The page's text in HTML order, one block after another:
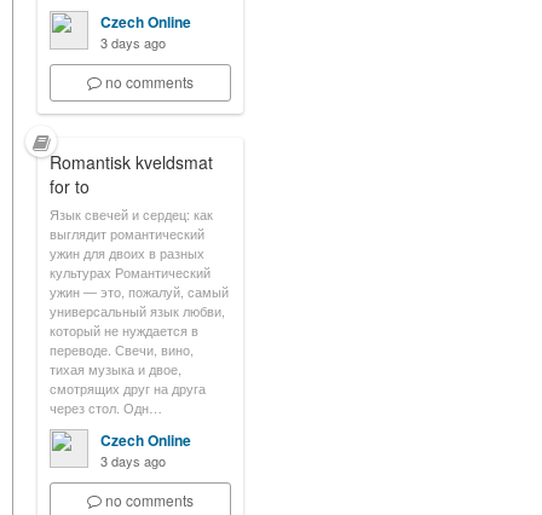
Czech Online
3 days ago
no comments
Romantisk kveldsmat
for to
Язык свечей и сердец: как
выглядит романтический
ужин для двоих в разных
культурах Романтический
ужин — это, пожалуй, самый
универсальный язык любви,
который не нуждается в
переводе. Свечи, вино,
тихая музыка и двое,
смотрящих друг на друга
через стол. Одн…
Czech Online
3 days ago
no comments